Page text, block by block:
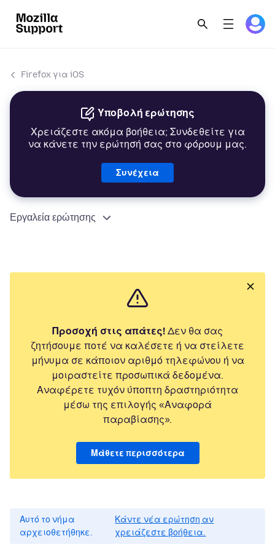
Firefox για iOS
Υποβολή ερώτησης
Χρειάζεστε ακόμα βοήθεια; Συνδεθείτε για
να κάνετε την ερώτησή σας στο φόρουμ μας.
Συνέχεια
Εργαλεία ερώτησης
Προσοχή στις απάτες! Δεν θα σας
ζητήσουμε ποτέ να καλέσετε ή να στείλετε
μήνυμα σε κάποιον αριθμό τηλεφώνου ή να
μοιραστείτε προσωπικά δεδομένα.
Αναφέρετε τυχόν ύποπτη δραστηριότητα
μέσω της επιλογής «Αναφορά
παραβίασης».
Μάθετε περισσότερα
Αυτό το νήμα
αρχειοθετήθηκε.
Κάντε νέα ερώτηση αν
χρειάζεστε βοήθεια.